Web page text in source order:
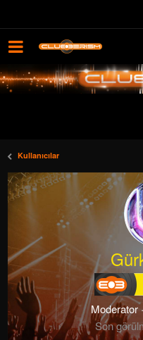
Kullanıcılar
Moderator·
Son